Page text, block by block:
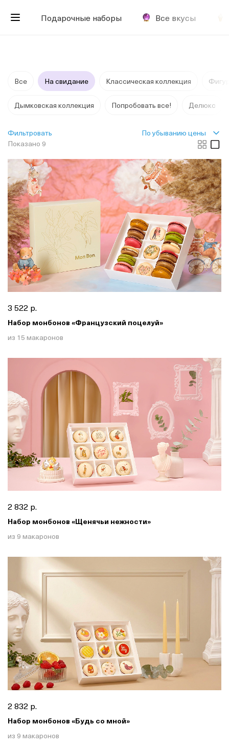
Подарочные наборы Все вкусы
Все На свидание Классическая коллекция
Дымковская коллекция Попробовать все! Делюкс
Показано 9
Фильтровать По убыванию цены
3 522 р.
Набор монбонов «Французский поцелуй»
из 15 макаронов
2 832 р.
Набор монбонов «Щенячьи нежности»
из 9 макаронов
2 832 р.
Набор монбонов «Будь со мной»
из 9 макаронов